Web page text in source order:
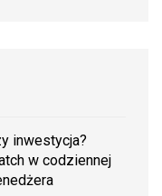
inwestycja?
w codziennej